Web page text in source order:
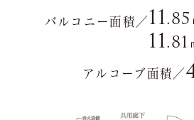
バルコニー面積／ 11.85
11.81
アルコーブ面積／